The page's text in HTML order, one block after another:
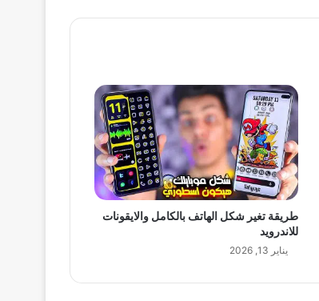
طريقة تغير شكل الهاتف بالكامل والايقونات
للاندرويد
يناير 13, 2026